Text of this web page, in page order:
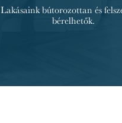
Lakásaink bútorozottan és
bérelhetők.